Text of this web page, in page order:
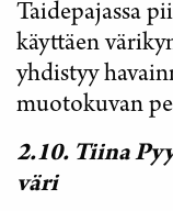
Taidepajassa
käyttäen
yhdistyy
muotokuvan
2.10. Tiina
väri